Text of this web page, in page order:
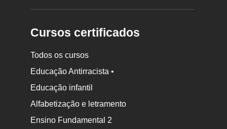
Cursos certificados
Todos os cursos
Educação Antirracista •
Educação infantil
Alfabetização e letramento
Ensino Fundamental 2